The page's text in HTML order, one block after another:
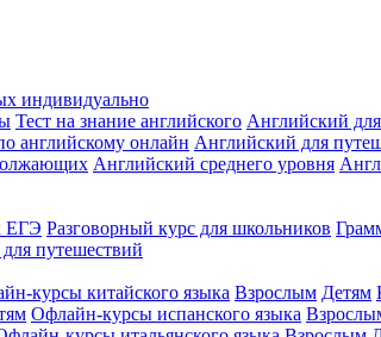
индивидуально
Тест на знание английского Английский
английскому онлайн Английский для
Английский среднего уровня
ЕГЭ Разговорный курс для школьников
путешествий
курсы китайского языка Взрослым Детям
Офлайн-курсы испанского языка